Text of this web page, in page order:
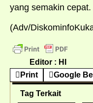
yang semakin cepat.
(Adv/
Editor : HI
Print
Google
Tag Terkait